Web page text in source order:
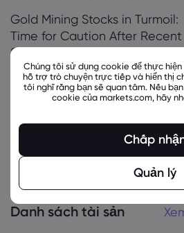
Thứ năm, 23 Tháng Mười 2025
Gold Mining Stocks in Turmoil:
Time for Caution After Recent
Surge?
Thứ năm, 23 Tháng Mười 2025
Japan's New PM Takaichi
with US
Cho xem nhiều
Danh sách tài sản
Chúng tôi sử dụng cookie để thực
hỗ trợ trò chuyện trực tiếp và hiển thị
tôi nghĩ rằng bạn sẽ quan tâm. Nếu
cookie của markets.com, hãy
Chấp
Quản lý